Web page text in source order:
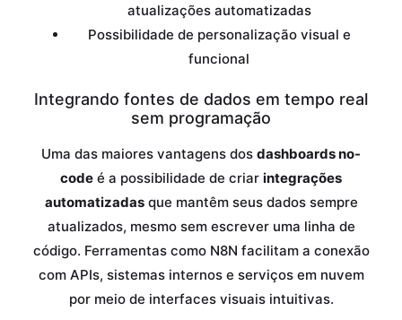
atualizações automatizadas
Possibilidade de personalização visual e
funcional
Integrando fontes de dados em tempo real
sem programação
Uma das maiores vantagens dos dashboards no-
code é a possibilidade de criar integrações
automatizadasque mantêm seus dados sempre
atualizados, mesmo sem escrever uma linha de
código. Ferramentas como N8N facilitam a conexão
com APIs, sistemas internos e serviços em nuvem
por meio de interfaces visuais intuitivas.